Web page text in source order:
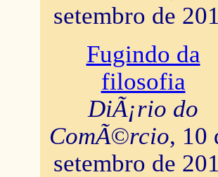
setembro de
Fugindo da
filosofia
DiÃ¡rio do
ComÃ©rcio, 10
setembro de